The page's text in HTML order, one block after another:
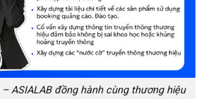
ASIALAB đồng hành cùng thương hiệu